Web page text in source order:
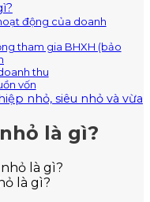
động của doanh
tham gia BHXH (bảo
thu
vốn
nhỏ, siêu nhỏ và vừa
là gì?
là gì?